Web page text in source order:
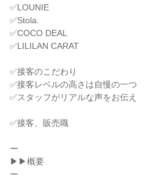
✅LOUNIE
✅Stola.
✅COCO DEAL
✅LILILAN CARAT
✅接客のこだわり
✅接客レベルの高さは自慢の一つ
✅スタッフがリアルな声をお伝え
✅接客、販売職
ー
▶▶概要
ー